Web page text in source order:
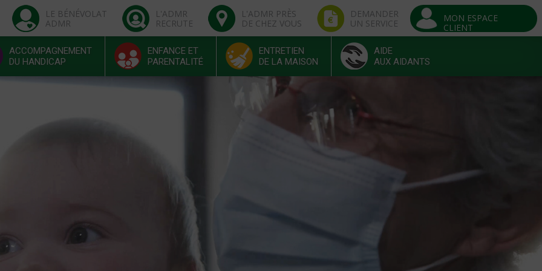
LE BÉNÉVOLAT
ADMR
L'ADMR
RECRUTE
L'ADMR PRÈS
DE CHEZ VOUS
DEMANDER
UN SERVICE
MON ESPACE
CLIENT
ACCOMPAGNEMENT
DU HANDICAP
ENFANCE ET
PARENTALITÉ
ENTRETIEN
DE LA MAISON
AIDE
AUX AIDANTS